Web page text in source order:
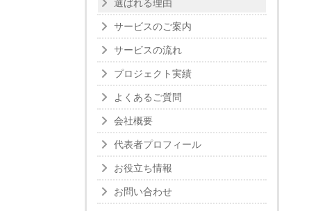
選ばれる理由
サービスのご案内
サービスの流れ
プロジェクト実績
よくあるご質問
会社概要
代表者プロフィール
お役立ち情報
お問い合わせ